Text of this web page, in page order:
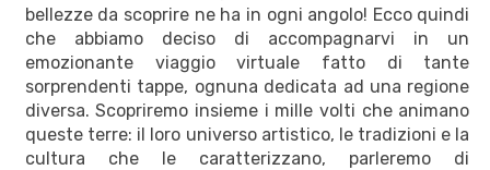
bellezze da scoprire ne ha in ogni angolo! Ecco quindi
che abbiamo deciso di accompagnarvi in un
emozionante viaggio virtuale fatto di tante
sorprendenti tappe, ognuna dedicata ad una regione
diversa. Scopriremo insieme i mille volti che animano
queste terre: il loro universo artistico, le tradizioni e la
cultura che le caratterizzano, parleremo di